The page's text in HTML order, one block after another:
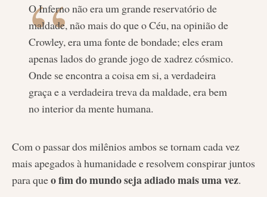
O Inferno não era um grande reservatório de
maldade, não mais do que o Céu, na opinião de
Crowley, era uma fonte de bondade; eles eram
apenas lados do grande jogo de xadrez cósmico.
Onde se encontra a coisa em si, a verdadeira
graça e a verdadeira treva da maldade, era bem
no interior da mente humana.
Com o passar dos milênios ambos se tornam cada vez
mais apegados à humanidade e resolvem conspirar juntos
para queo fim do mundo seja adiado mais uma vez.